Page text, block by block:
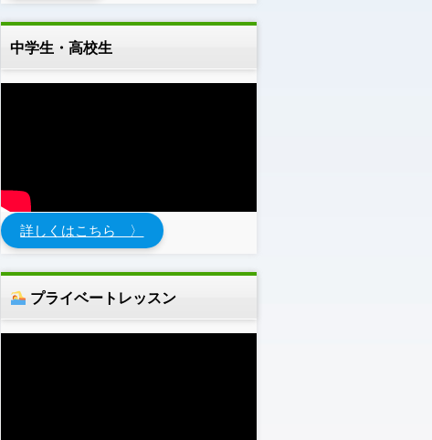
中学生・高校生
詳しくはこちら 〉
プライベートレッスン